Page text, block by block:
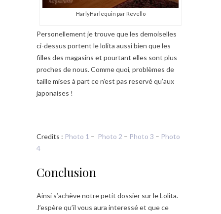
HarlyHarlequin par Revello
Personellement je trouve que les demoiselles
ci-dessus portent le lolita aussi bien que les
filles des magasins et pourtant elles sont plus
proches de nous. Comme quoi, problèmes de
taille mises à part ce n’est pas reservé qu’aux
japonaises !
Credits : Photo 1 – Photo 2 – Photo 3 – Photo
4
Conclusion
Ainsi s’achève notre petit dossier sur le Lolita.
J’espère qu’il vous aura interessé et que ce